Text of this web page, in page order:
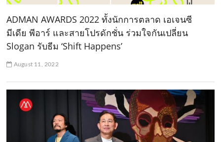
ADMAN AWARDS 2022 ทั้งนักการตลาด เอเจนซี
มีเดีย พีอาร์ และสายโปรดักชั่น ร่วมใจกันเปลี่ยน
Slogan รับธีม ‘Shift Happens’
August 11, 2022